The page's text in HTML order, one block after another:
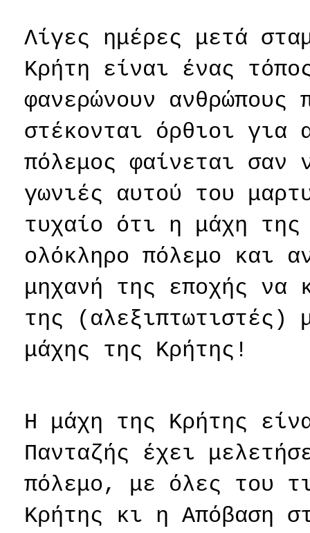
Λίγες ημέρες μετά
Κρήτη είναι ένας
φανερώνουν
στέκονται όρθιοι για
πόλεμος φαίνεται σαν
γωνιές αυτού του
τυχαίο ότι η μάχη της
ολόκληρο πόλεμο και
μηχανή της εποχής να
της (αλεξιπτωτιστές)
μάχης της Κρήτης!
Η μάχη της Κρήτης
Πανταζής έχει
πόλεμο, με όλες του
Κρήτης κι η Απόβαση